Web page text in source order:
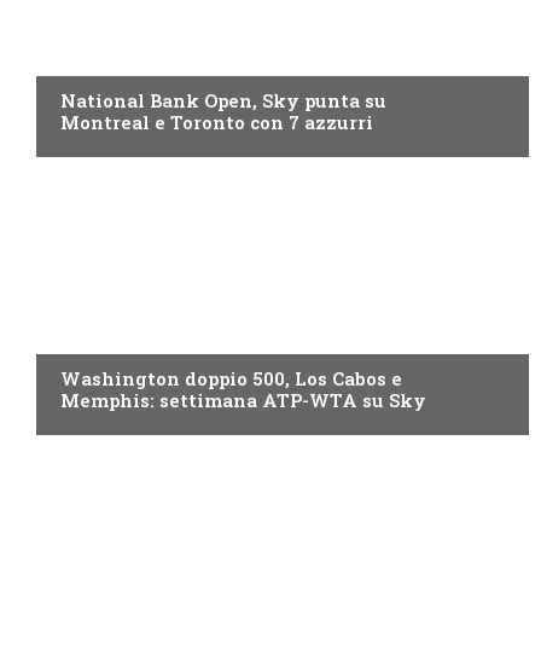
National Bank Open, Sky punta su
Montreal e Toronto con 7 azzurri
Washington doppio 500, Los Cabos e
Memphis: settimana ATP-WTA su Sky